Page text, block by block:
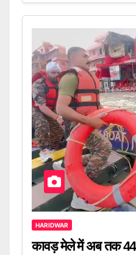
HARIDWAR
कावड़ मेले में अब तक 44